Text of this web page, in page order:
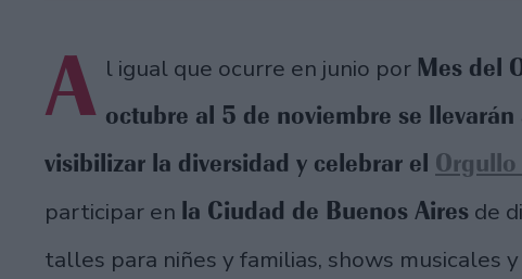
A l igual que ocurre en junio por Mes del
octubre al 5 de noviembre se
visibilizar la diversidad y celebrar el Orgullo
participar en la Ciudad de Buenos Aires de
talles para niñes y familias, shows musicales